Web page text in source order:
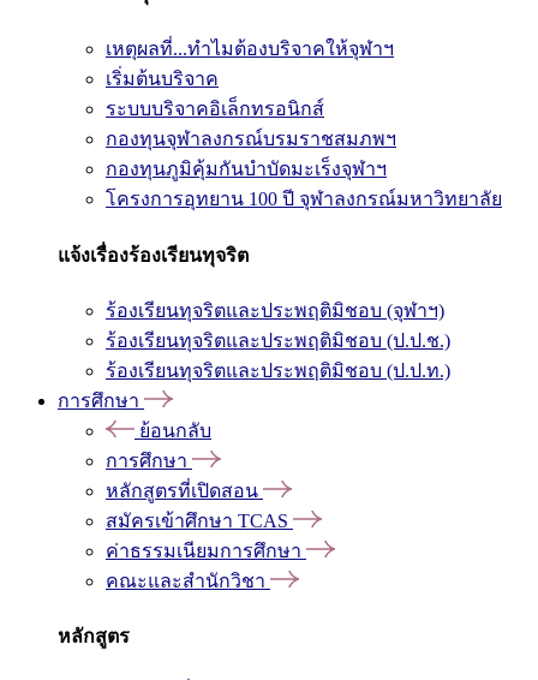
เหตุผลที่...ทำไมต้องบริจาคให้จุฬาฯ
เริ่มต้นบริจาค
ระบบบริจาคอิเล็กทรอนิกส์
กองทุนจุฬาลงกรณ์บรมราชสมภพฯ
กองทุนภูมิคุ้มกันบำบัดมะเร็งจุฬาฯ
โครงการอุทยาน 100 ปี จุฬาลงกรณ์มหาวิทยาลัย
แจ้งเรื่องร้องเรียนทุจริต
ร้องเรียนทุจริตและประพฤติมิชอบ (จุฬาฯ)
ร้องเรียนทุจริตและประพฤติมิชอบ (ป.ป.ช.)
ร้องเรียนทุจริตและประพฤติมิชอบ (ป.ป.ท.)
การศึกษา
ย้อนกลับ
การศึกษา
หลักสูตรที่เปิดสอน
สมัครเข้าศึกษา TCAS
ค่าธรรมเนียมการศึกษา
คณะและสำนักวิชา
หลักสูตร